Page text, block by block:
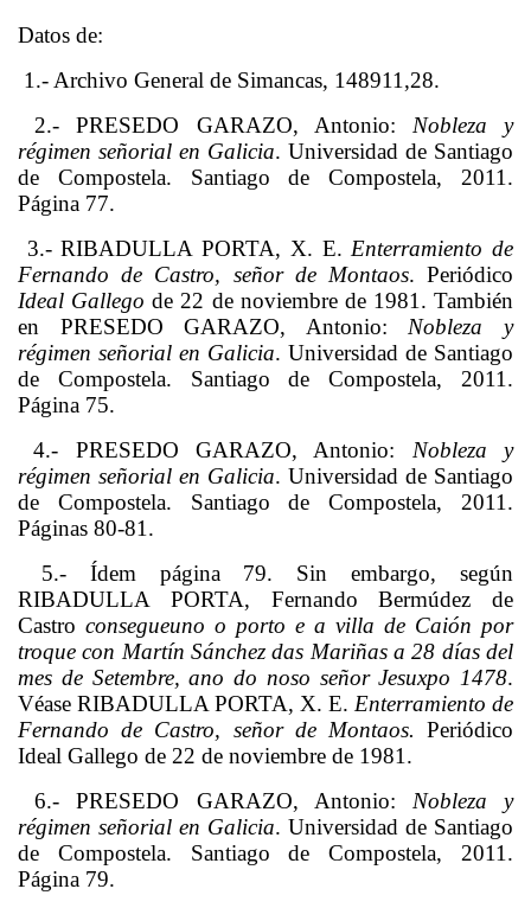
Datos de:
1.- Archivo General de Simancas, 148911,28.
2.- PRESEDO GARAZO, Antonio: Nobleza y
régimen señorial en Galicia. Universidad de Santiago
de Compostela. Santiago de Compostela, 2011.
Página 77.
3.- RIBADULLA PORTA, X. E. Enterramiento de
Fernando de Castro, señor de Montaos. Periódico
Ideal Gallego de 22 de noviembre de 1981. También
en PRESEDO GARAZO, Antonio: Nobleza y
régimen señorial en Galicia. Universidad de Santiago
de Compostela. Santiago de Compostela, 2011.
Página 75.
4.- PRESEDO GARAZO, Antonio: Nobleza y
régimen señorial en Galicia. Universidad de Santiago
de Compostela. Santiago de Compostela, 2011.
Páginas 80-81.
5.- Ídem página 79. Sin embargo, según
RIBADULLA PORTA, Fernando Bermúdez de
Castro consegueuno o porto e a villa de Caión por
troque con Martín Sánchez das Mariñas a 28 días del
mes de Setembre, ano do noso señor Jesuxpo 1478.
Véase RIBADULLA PORTA, X. E. Enterramiento de
Fernando de Castro, señor de Montaos. Periódico
Ideal Gallego de 22 de noviembre de 1981.
6.- PRESEDO GARAZO, Antonio: Nobleza y
régimen señorial en Galicia. Universidad de Santiago
de Compostela. Santiago de Compostela, 2011.
Página 79.